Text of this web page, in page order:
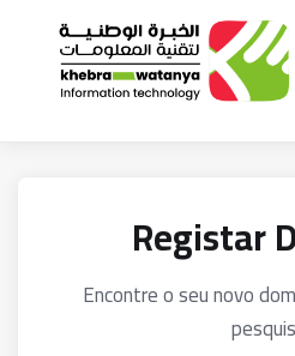
Registar
Encontre o seu novo